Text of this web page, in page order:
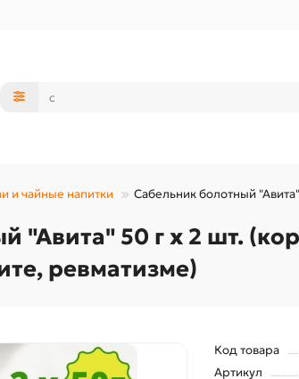
и чайные напитки Сабельник болотный
"Авита" 50 г х 2 шт.
ревматизме)
Код товара
Артикул